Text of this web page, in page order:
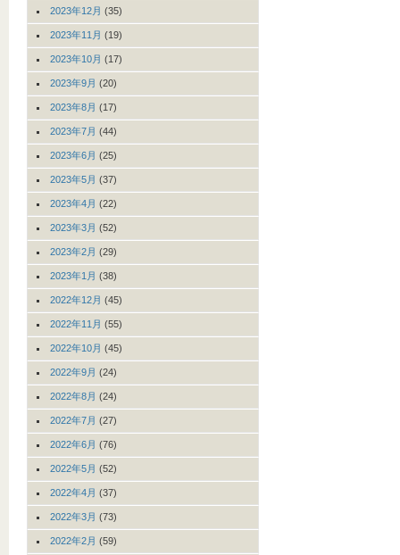
2023年12月 (35)
2023年11月 (19)
2023年10月 (17)
2023年9月 (20)
2023年8月 (17)
2023年7月 (44)
2023年6月 (25)
2023年5月 (37)
2023年4月 (22)
2023年3月 (52)
2023年2月 (29)
2023年1月 (38)
2022年12月 (45)
2022年11月 (55)
2022年10月 (45)
2022年9月 (24)
2022年8月 (24)
2022年7月 (27)
2022年6月 (76)
2022年5月 (52)
2022年4月 (37)
2022年3月 (73)
2022年2月 (59)